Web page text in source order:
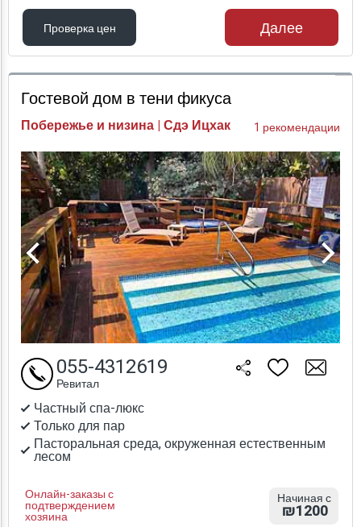
Проверка цен
Проверка цен
Далее
Гостевой дом в тени фикуса
Побережье и низина | Сдэ Ицхак 1 рекомендации
Частный спа-люкс
Только для пар
Пасторальная среда, окруженная естественным
лесом
Онлайн-заказы с
подтверждением
хозяина
055-4312619
Ревитал
Начиная с
₪1200